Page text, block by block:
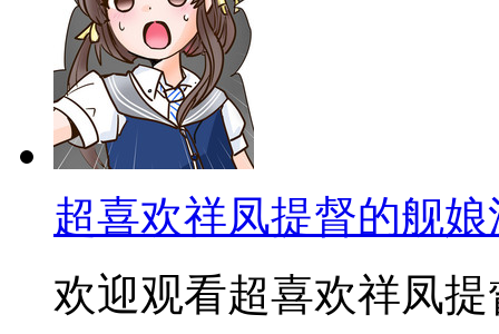
超喜欢祥凤提督的舰娘
欢迎观看超喜欢祥凤提